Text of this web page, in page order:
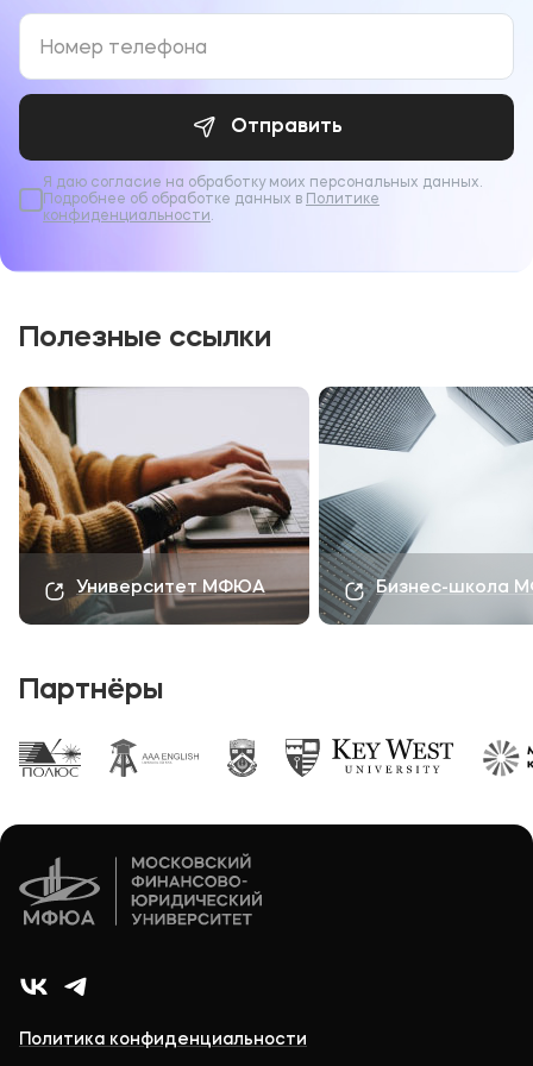
развиваться в творческой и медийной
направленности, в вузе открыты курсы
радиоведущего, актерского мастерства и
журналистики, где студенты могут не только с
пользой провести время, но и получить
колоссальный опыт работы в
медиапространстве.
В социальных сетях рассказываем о
мероприятиях больше. Подпишитесь на наши
группаВКонтактеиТелеграм.
Отправить
Я даю согласие на обработку моих персональных данных.
Подробнее об обработке данных в
Политике
конфиденциальности.
Полезные ссылки
Университет МФЮА Бизнес-школа
Партнёры
Политика конфиденциальности